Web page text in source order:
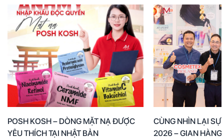
POSH KOSH – DÒNG MẶT NẠ ĐƯỢC
YÊU THÍCH TẠI NHẬT BẢN
CÙNG NHÌN LẠI SỰ
2026 – GIAN HÀNG